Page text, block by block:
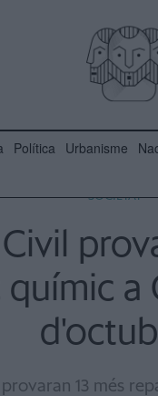
Política Urbanisme
SOCIETAT
a
provaran 13 més